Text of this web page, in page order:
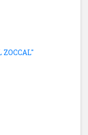
ZOCCAL"